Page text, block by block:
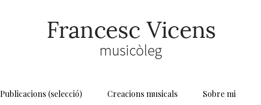
Publicacions (selecció) Creacions musicals Sobre mi